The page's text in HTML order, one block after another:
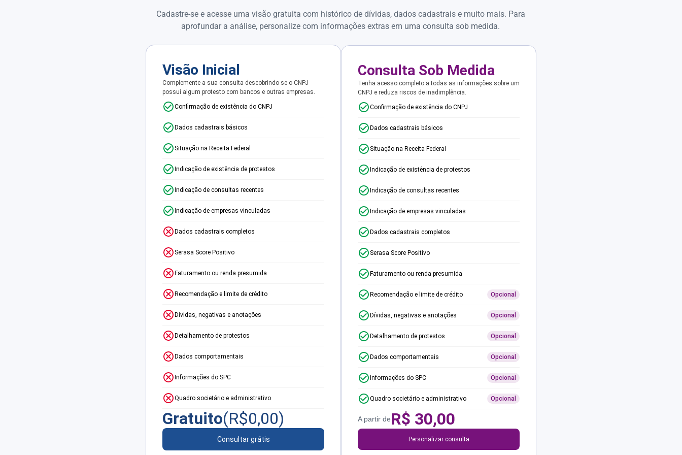
Cadastre-se e acesse uma visão gratuita com histórico de dívidas, dados cadastrais e muito mais. Para
aprofundar a análise, personalize com informações extras em uma consulta sob medida.
Visão Inicial
Complemente a sua consulta descobrindo se o CNPJ
possui algum protesto com bancos e outras empresas.
Confirmação de existência do CNPJ
Dados cadastrais básicos
Situação na Receita Federal
Indicação de existência de protestos
Indicação de consultas recentes
Indicação de empresas vinculadas
Dados cadastrais completos
Serasa Score Positivo
Faturamento ou renda presumida
Recomendação e limite de crédito
Dívidas, negativas e anotações
Detalhamento de protestos
Dados comportamentais
Informações do SPC
Quadro societário e administrativo
Gratuito(R$0,00)
Consultar grátis
Consulta Sob Medida
Tenha acesso completo a todas as informações sobre um
CNPJ e reduza riscos de inadimplência.
Confirmação de existência do CNPJ
Dados cadastrais básicos
Situação na Receita Federal
Indicação de existência de protestos
Indicação de consultas recentes
Indicação de empresas vinculadas
Dados cadastrais completos
Serasa Score Positivo
Faturamento ou renda presumida
Recomendação e limite de crédito Opcional
Dívidas, negativas e anotações Opcional
Detalhamento de protestos Opcional
Dados comportamentais Opcional
Informações do SPC Opcional
Quadro societário e administrativo Opcional
A partir deR$ 30,00
Personalizar consulta